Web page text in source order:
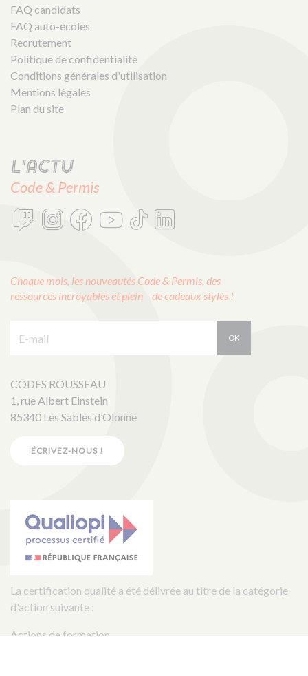
FAQ candidats
FAQ auto-écoles
Recrutement
Politique de confidentialité
Conditions générales d'utilisation
Mentions légales
Plan du site
L'actu
Code & Permis
Chaque mois, les nouveautés Code & Permis, des
ressources incroyables et plein de cadeaux stylés !
OK
CODES ROUSSEAU
1, rue Albert Einstein
85340 Les Sables d’Olonne
ÉCRIVEZ-NOUS !
La certification qualité a été délivrée au titre de la catégorie
d'action suivante :
Actions de formation